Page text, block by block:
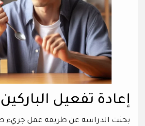
إعادة تفعيل الباركين
بحثت الدراسة عن طريقة عمل جزيء